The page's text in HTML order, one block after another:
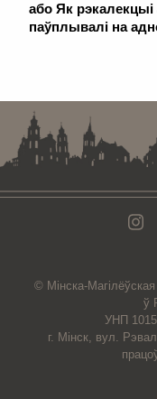
або Як рэкалекцыі
паўплывалі на
© Мiнска-Магiлёўская
ў
УНП
г. Мінск, вул.